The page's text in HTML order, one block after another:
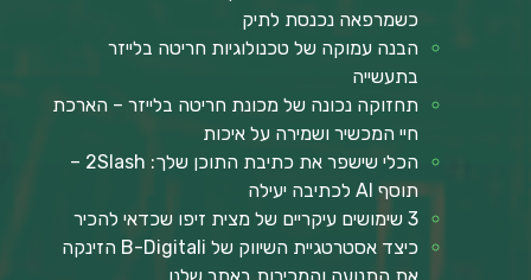
כשמרפאה נכנסת לתיק
הבנה עמוקה של טכנולוגיות חריטה בלייזר
בתעשייה
תחזוקה נכונה של מכונת חריטה בלייזר – הארכת
חיי המכשיר ושמירה על איכות
הכלי שישפר את כתיבת התוכן שלך: 2Slash –
תוסף AI לכתיבה יעילה
3 שימושים עיקריים של מצית זיפו שכדאי להכיר
כיצד אסטרטגיית השיווק של B-Digitali הזינקה